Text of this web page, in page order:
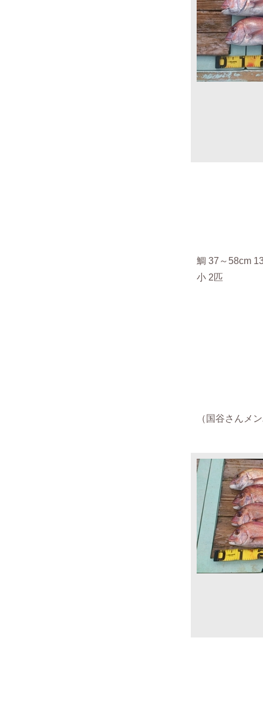
鯛 37～58cm
小 2匹
（国谷さんメ